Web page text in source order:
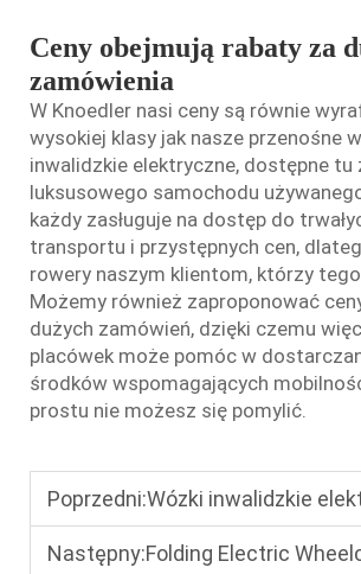
Ceny obejmują rabaty za
zamówienia
W Knoedler nasi ceny są równie
wysokiej klasy jak nasze przenośne
inwalidzkie elektryczne, dostępne tu
luksusowego samochodu
każdy zasługuje na dostęp do
transportu i przystępnych cen,
rowery naszym klientom, którzy tego
Możemy również zaproponować
dużych zamówień, dzięki czemu
placówek może pomóc w
środków wspomagających
prostu nie możesz się pomylić.
Poprzedni:Wózki inwalidzkie elektryczne przenośne a standardowe wózki inwalidzkie elektryczne:
Następny:Folding Electric Wheelchairs: Saving Space